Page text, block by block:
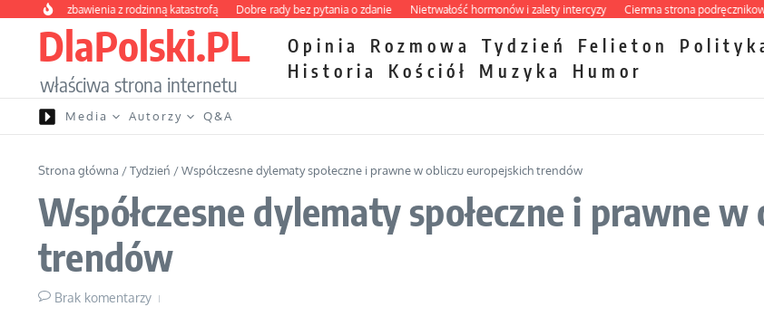
Przejdź do treści
kurs zbawienia z rodzinną katastrofą Dobre rady bez pytania o zdanie Nietrwałość hormonów i zalety intercyzy Ciemna strona podręcznikowych
DlaPolski.PL
właściwa strona internetu
Opinia Rozmowa Tydzień Felieton
Historia
Kościół Muzyka Humor
Media Autorzy Q&A
Strona główna /Tydzień /Współczesne dylematy społeczne i prawne w obliczu europejskich trendów
Współczesne dylematy społeczne i prawne
trendów
Brak komentarzy